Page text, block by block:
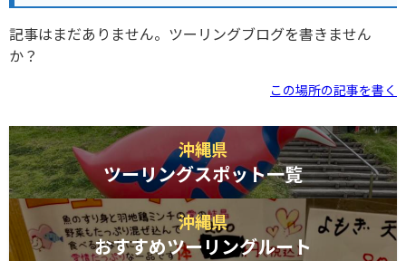
記事はまだありません。ツーリングブログを書きません
か？
この場所の記事を書く
沖縄県
ツーリングスポット一覧
沖縄県
おすすめツーリングルート